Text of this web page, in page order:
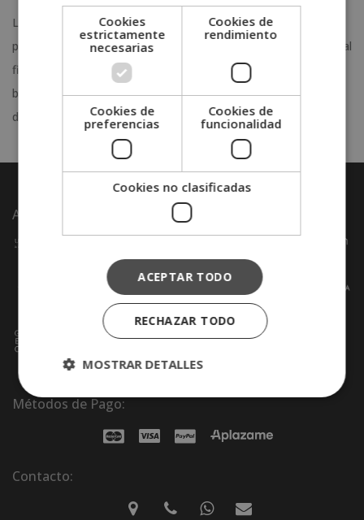
Las salidas laborales son una preocupación para muchas
personas que están planificando su futuro profesional, ya sea al
finalizar estudios o al considerar un cambio de carrera; en este
blog hablaremos de qué son, qué profesiones tienen mayor
demanda y cuáles son las...
Acreditaciones y reconocimientos:
Métodos de Pago:
Contacto:
Cookies
estrictamente
necesarias
Cookies de
rendimiento
Cookies de
preferencias
Cookies de
funcionalidad
Cookies no clasificadas
ACEPTAR TODO
RECHAZAR TODO
MOSTRAR DETALLES